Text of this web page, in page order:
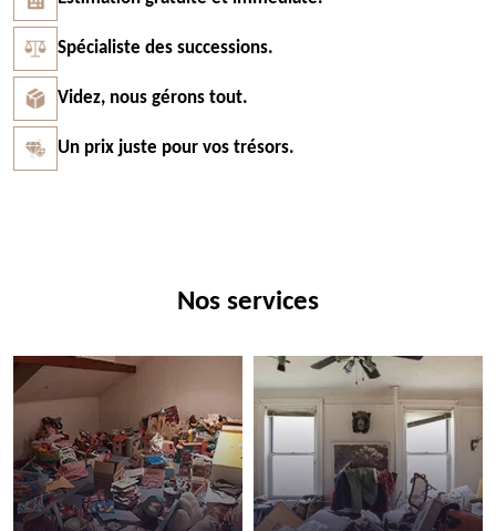
Spécialiste des successions.
Videz, nous gérons tout.
Un prix juste pour vos trésors.
Nos services